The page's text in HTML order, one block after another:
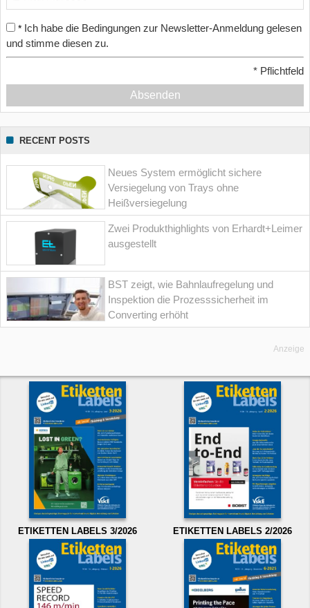
* Ich habe die Bedingungen zur Newsletter-Anmeldung gelesen
und stimme diesen zu.
* Pflichtfeld
Absenden
RECENT POSTS
Neues System ermöglicht sichere
Versiegelung von Trays ohne
Heißversiegelung
Zwei Produkthighlights von Erhardt+Leimer
ausgestellt
BST zeigt, wie Bahnlaufregelung und
Inspektion die Prozesssicherheit im
Converting erhöht
Anzeige
ETIKETTEN LABELS 3/2026 ETIKETTEN LABELS 2/2026